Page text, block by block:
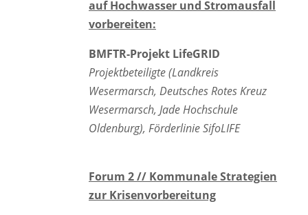
auf Hochwasser und Stromausfall
vorbereiten:
BMFTR-Projekt LifeGRID
Projektbeteiligte (Landkreis
Wesermarsch, Deutsches Rotes Kreuz
Wesermarsch, Jade Hochschule
Oldenburg), Förderlinie SifoLIFE
Forum 2 // Kommunale Strategien
zur Krisenvorbereitung